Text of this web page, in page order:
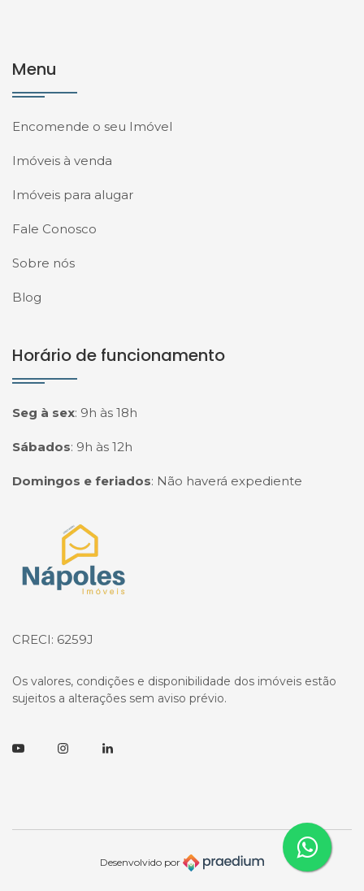
Menu
Encomende o seu Imóvel
Imóveis à venda
Imóveis para alugar
Fale Conosco
Sobre nós
Blog
Horário de funcionamento
Seg à sex: 9h às 18h
Sábados: 9h às 12h
Domingos e feriados: Não haverá expediente
Página inicial
CRECI: 6259J
Os valores, condições e disponibilidade dos imóveis estão
sujeitos a alterações sem aviso prévio.
YoutubeInstagramLinkedin
Desenvolvido por